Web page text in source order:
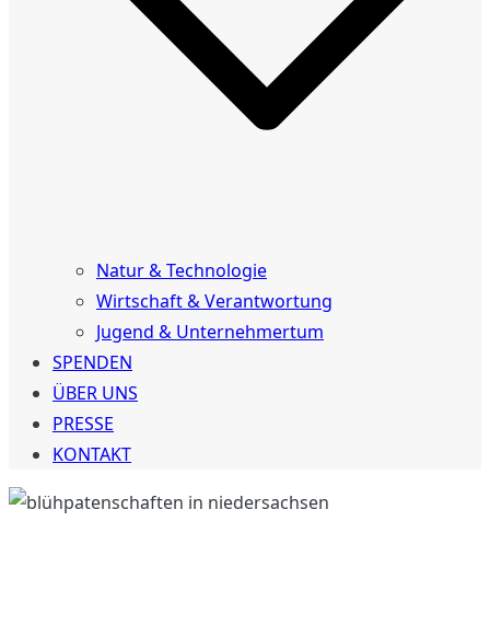
Natur & Technologie
Wirtschaft & Verantwortung
Jugend & Unternehmertum
SPENDEN
ÜBER UNS
PRESSE
KONTAKT